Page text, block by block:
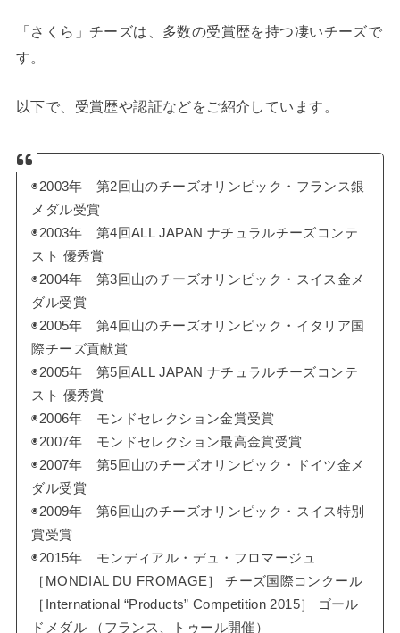
「さくら」チーズは、多数の受賞歴を持つ凄いチーズで
す。
以下で、受賞歴や認証などをご紹介しています。
◉2003年 第2回山のチーズオリンピック・フランス銀
メダル受賞
◉2003年 第4回ALL JAPAN ナチュラルチーズコンテ
スト 優秀賞
◉2004年 第3回山のチーズオリンピック・スイス金メ
ダル受賞
◉2005年 第4回山のチーズオリンピック・イタリア国
際チーズ貢献賞
◉2005年 第5回ALL JAPAN ナチュラルチーズコンテ
スト 優秀賞
◉2006年 モンドセレクション金賞受賞
◉2007年 モンドセレクション最高金賞受賞
◉2007年 第5回山のチーズオリンピック・ドイツ金メ
ダル受賞
◉2009年 第6回山のチーズオリンピック・スイス特別
賞受賞
◉2015年 モンディアル・デュ・フロマージュ
［MONDIAL DU FROMAGE］ チーズ国際コンクール
［International “Products” Competition 2015］ ゴール
ドメダル （フランス、トゥール開催）